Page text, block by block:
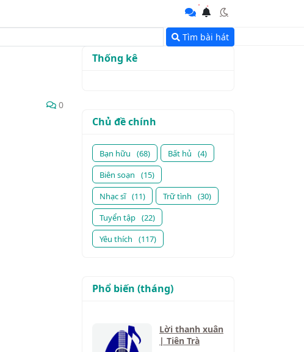
Tìm bài hát
0
Thống kê
Chủ đề chính
Bạn hữu (68) Bất hủ
(4)
Biên soạn
(15)
Nhạc sĩ (11) Trữ tình
(30)
Tuyển tập (22)
Yêu thích
(117)
Phổ biến (tháng)
Lời thanh xuân
| Tiên Trà